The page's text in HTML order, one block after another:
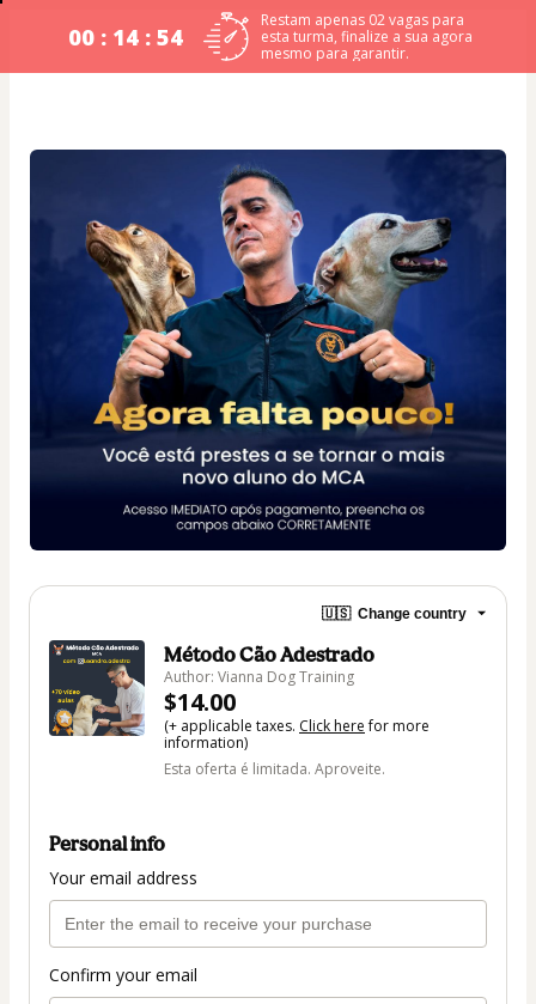
00 : 14 : 53
Restam apenas 02 vagas para
esta turma, finalize a sua agora
mesmo para garantir.
🇺🇸 Change country
Método Cão Adestrado
Author: Vianna Dog Training
$14.00
(+ applicable taxes. Click herefor more
information)
Esta oferta é limitada. Aproveite.
Personal info
Your email address
Confirm your email